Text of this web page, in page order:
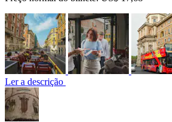
Ler a descrição